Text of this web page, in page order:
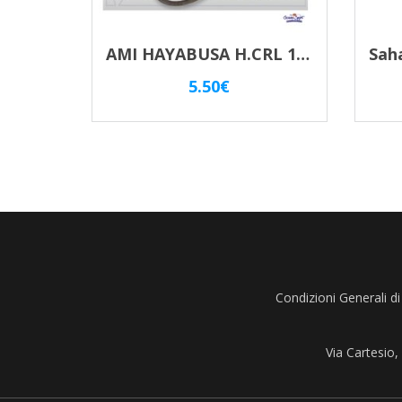
AMI HAYABUSA H.CRL 186
5.50€
Condizioni Generali
Via